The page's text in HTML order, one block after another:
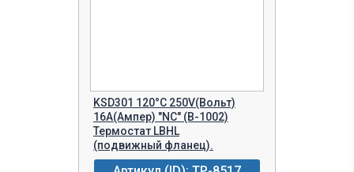
KSD301 120°C 250V(Вольт)
16A(Ампер) "NC" (В-1002)
Термостат LBHL
(подвижный фланец).